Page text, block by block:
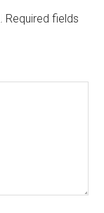
Required fields